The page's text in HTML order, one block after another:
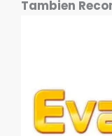
Tambien